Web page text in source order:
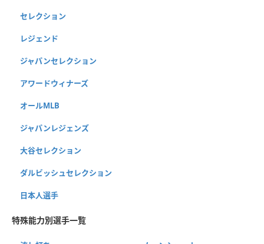
セレクション
レジェンド
ジャパンセレクション
アワードウィナーズ
オールMLB
ジャパンレジェンズ
大谷セレクション
ダルビッシュセレクション
日本人選手
特殊能力別選手一覧